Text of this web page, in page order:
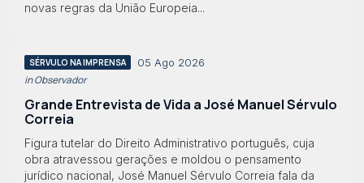
novas regras da União Europeia...
SÉRVULO NA IMPRENSA 05 Ago 2026
in Observador
Grande Entrevista de Vida a José Manuel Sérvulo
Correia
Figura tutelar do Direito Administrativo português, cuja
obra atravessou gerações e moldou o pensamento
jurídico nacional, José Manuel Sérvulo Correia fala da